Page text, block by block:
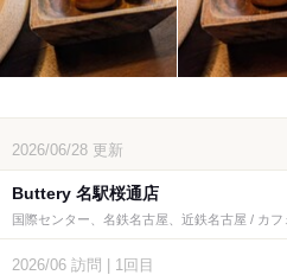
2026/06/28 更新
Buttery 名駅桜通店
国際センター、名鉄名古屋、近鉄名古屋 / カフ
2026/06 訪問 1回目